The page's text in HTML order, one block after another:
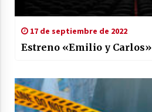
17 de septiembre de 2022
Estreno «Emilio y Carlos»